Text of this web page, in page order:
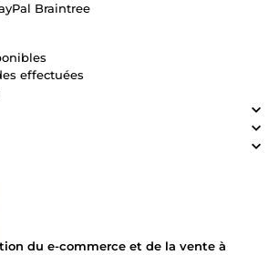
Braintree
effectuées
du e-commerce et de la vente à